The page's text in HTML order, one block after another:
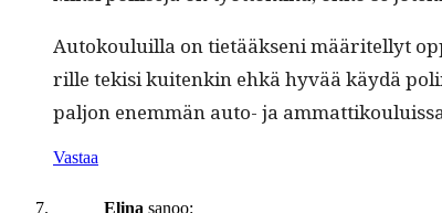
Autok­ouluil­la on tietääk­seni määritel­lyt
rille tek­isi kuitenkin ehkä hyvää käy­dä
paljon enem­män auto- ja
Vastaa
Elina sanoo: